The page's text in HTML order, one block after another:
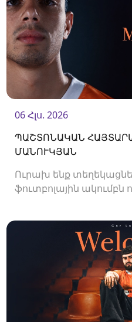
06 Հլս. 2026
ՊԱՇՏՈՆԱԿԱՆ
ՄԱՆՈՒԿՅԱՆ
Ուրախ ենք
ֆուտբոլային ակումբն